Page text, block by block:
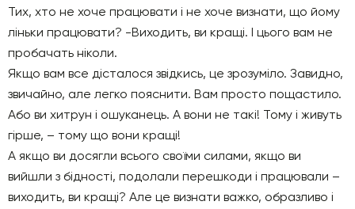
Тих, хто не хоче працювати і не хоче визнати, що йому
ліньки працювати? -Виходить, ви кращі. І цього вам не
пробачать ніколи.
Якщо вам все дісталося звідкись, це зрозуміло. Завидно,
звичайно, але легко пояснити. Вам просто пощастило.
Або ви хитрун і ошуканець. А вони не такі! Тому і живуть
гірше, – тому що вони кращі!
А якщо ви досягли всього своїми силами, якщо ви
вийшли з бідності, подолали перешкоди і працювали –
виходить, ви кращі? Але це визнати важко, образливо і